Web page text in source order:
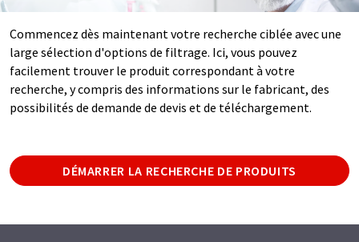
Commencez dès maintenant votre recherche ciblée avec une
large sélection d'options de filtrage. Ici, vous pouvez
facilement trouver le produit correspondant à votre
recherche, y compris des informations sur le fabricant, des
possibilités de demande de devis et de téléchargement.
DÉMARRER LA RECHERCHE DE PRODUITS